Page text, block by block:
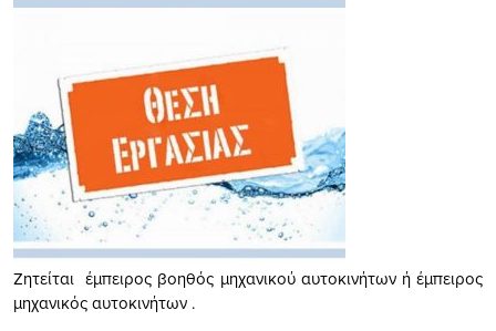
Ζητείται έμπειρος βοηθός μηχανικού αυτοκινήτων ή έμπειρος
μηχανικός αυτοκινήτων .